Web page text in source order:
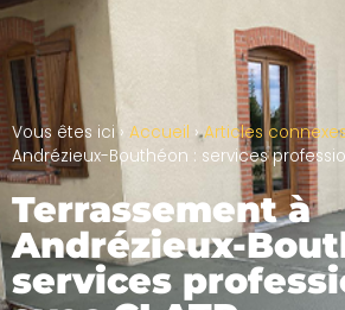
Vous êtes ici › Accueil ›Articles connexes
Andrézieux-Bouthéon : services
Terrassement à
Andrézieux-
services